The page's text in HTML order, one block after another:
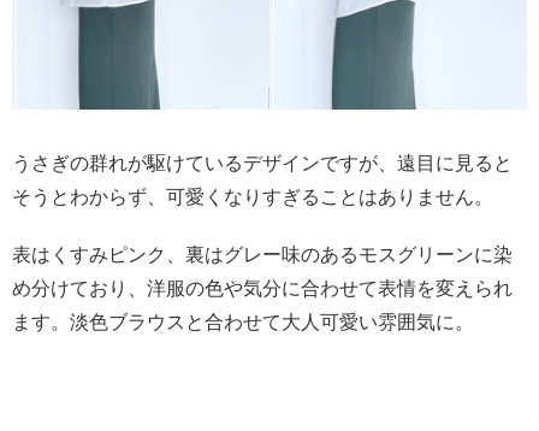
うさぎの群れが駆けているデザインですが、遠目に見ると
そうとわからず、可愛くなりすぎることはありません。
表はくすみピンク、裏はグレー味のあるモスグリーンに染
め分けており、洋服の色や気分に合わせて表情を変えられ
ます。淡色ブラウスと合わせて大人可愛い雰囲気に。